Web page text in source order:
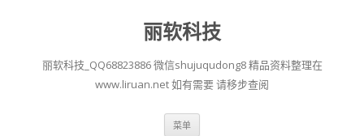
丽软科技
丽软科技_QQ68823886 微信shujuqudong8 精品资料整理在
www.liruan.net 如有需要 请移步查阅
菜单